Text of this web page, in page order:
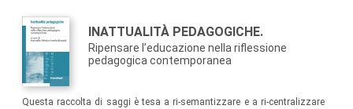
Autori:
Titolo:
INATTUALITÀ PEDAGOGICHE.
Ripensare l’educazione nella riflessione
pedagogica contemporanea
Sommario:
Questa raccolta di saggi è tesa a ri-semantizzare e a ri-centralizzare